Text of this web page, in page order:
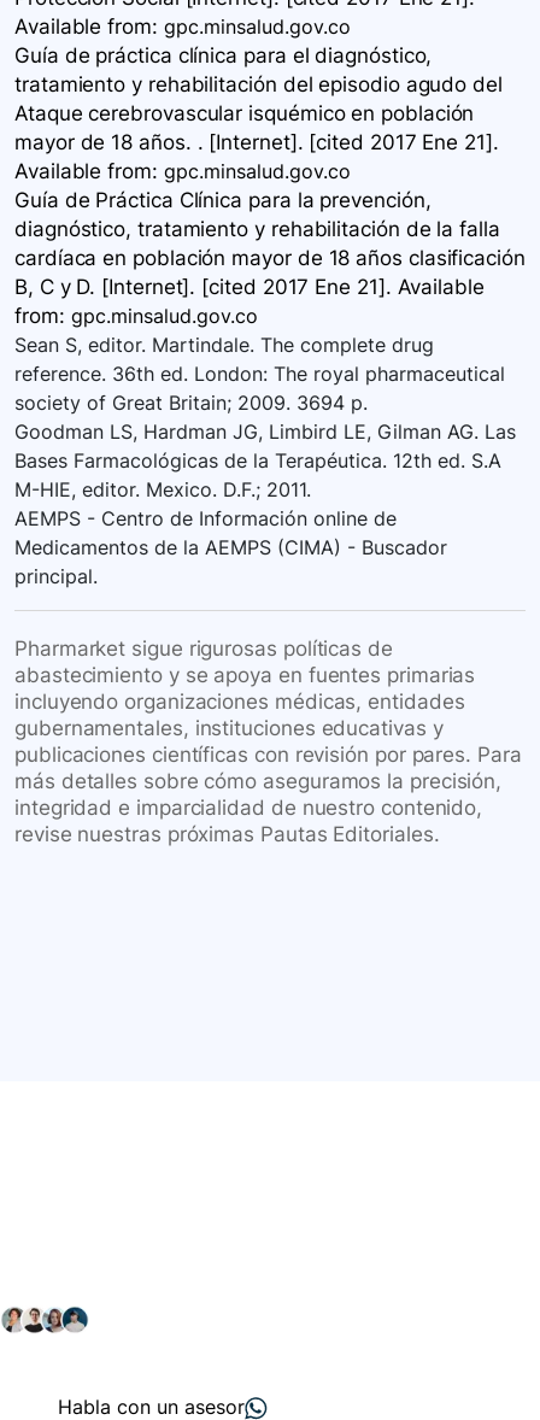
Available from: gpc.minsalud.gov.co
Guía de práctica clínica para el diagnóstico,
tratamiento y rehabilitación del episodio agudo del
Ataque cerebrovascular isquémico en población
mayor de 18 años. . [Internet]. [cited 2017 Ene 21].
Available from: gpc.minsalud.gov.co
Guía de Práctica Clínica para la prevención,
diagnóstico, tratamiento y rehabilitación de la falla
cardíaca en población mayor de 18 años clasificación
B, C y D. [Internet]. [cited 2017 Ene 21]. Available
from: gpc.minsalud.gov.co
Sean S, editor. Martindale. The complete drug
reference. 36th ed. London: The royal pharmaceutical
society of Great Britain; 2009. 3694 p.
Goodman LS, Hardman JG, Limbird LE, Gilman AG. Las
Bases Farmacológicas de la Terapéutica. 12th ed. S.A
M-HIE, editor. Mexico. D.F.; 2011.
AEMPS - Centro de Información online de
Medicamentos de la AEMPS (CIMA) - Buscador
principal.
Pharmarket sigue rigurosas políticas de
abastecimiento y se apoya en fuentes primarias
incluyendo organizaciones médicas, entidades
gubernamentales, instituciones educativas y
publicaciones científicas con revisión por pares. Para
más detalles sobre cómo aseguramos la precisión,
integridad e imparcialidad de nuestro contenido,
revise nuestras próximas Pautas Editoriales.
Habla con un asesor